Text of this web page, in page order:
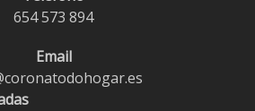
654 573 894
Email